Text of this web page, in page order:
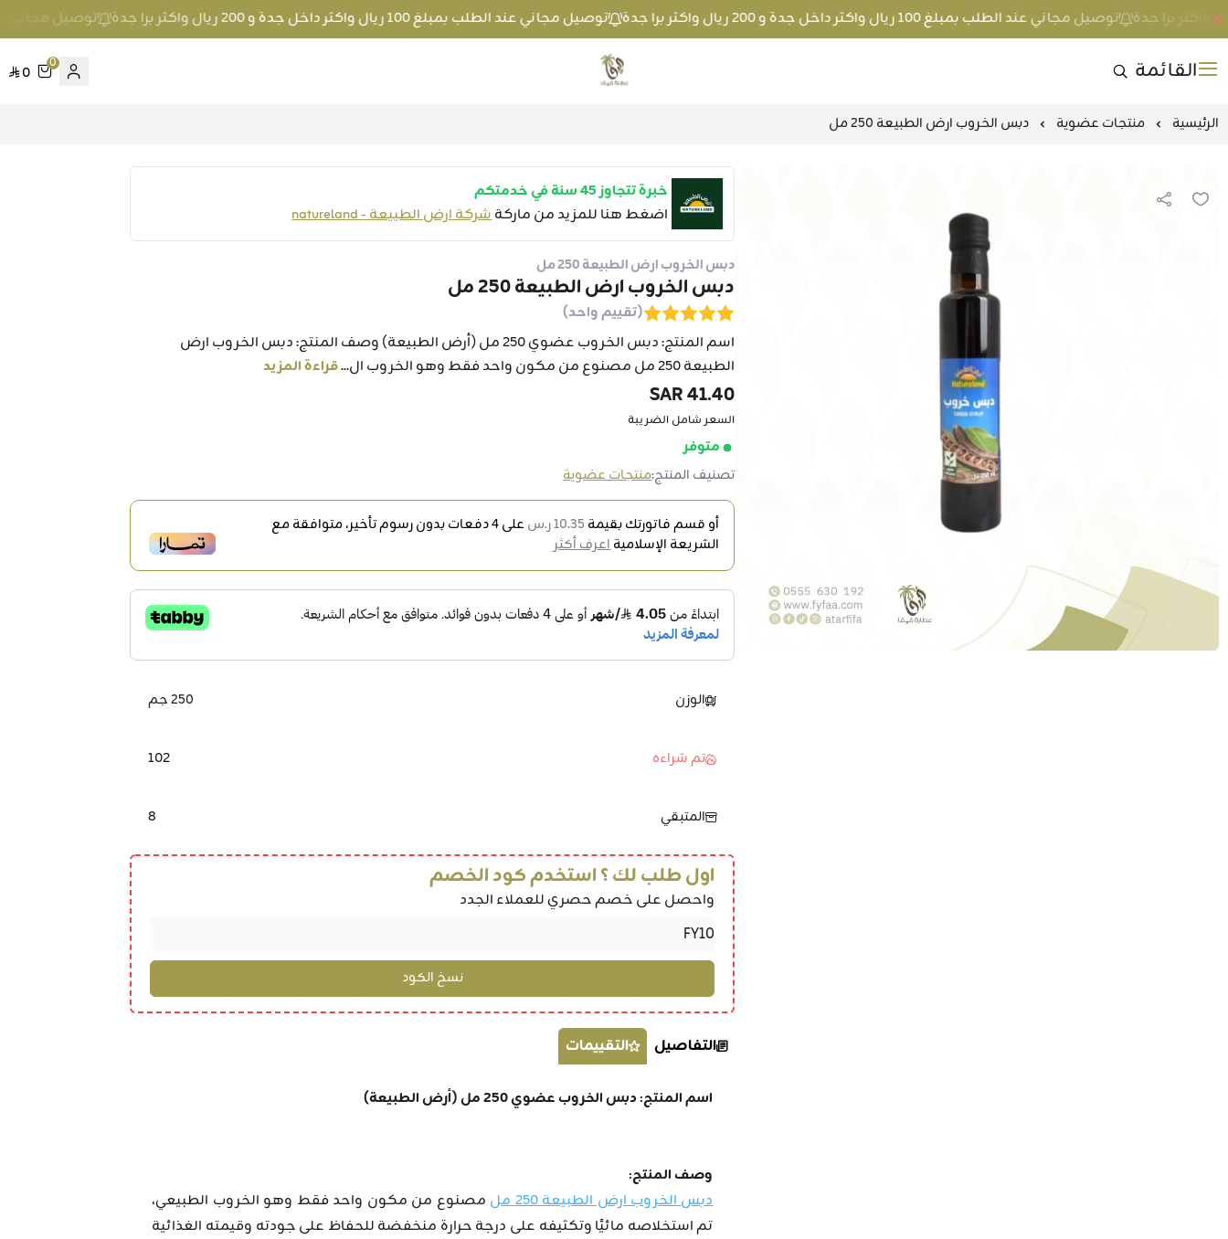
توصيل مجاني عند الطلب بمبلغ 100 ريال واكثر داخل جدة و 200 ريال واكثر برا جدة توصيل مجاني عند الطلب بمبلغ 100 ريال واكثر داخل جدة و 200 ريال واكثر برا جدة توصيل مجاني عند الطلب بمبلغ 100 ريال
القائمة متجر عطارة فيفا
0
0
الرئيسية منتجات عضوية دبس الخروب ارض الطبيعة 250 مل
خبرة تتجاوز 45 سنة في خدمتكم
اضغط هنا للمزيد من ماركةشركة ارض الطبيعة - natureland
دبس الخروب ارض الطبيعة 250 مل
دبس الخروب ارض الطبيعة 250 مل
(تقييم واحد)
اسم المنتج: دبس الخروب عضوي 250 مل (أرض الطبيعة) وصف المنتج: دبس الخروب ارض
الطبيعة 250 مل مصنوع من مكون واحد فقط وهو الخروب ال...
قراءة المزيد
41.40 SAR
السعر شامل الضريبة
متوفر
تصنيف المنتج:منتجات عضوية
أو قسم فاتورتك بقيمة 10.35 ر.س على4دفعات بدون رسوم تأخير، متوافقة مع
الشريعة الإسلاميةاعرف أكثر
الوزن 250 جم
تم شراءه 102
المتبقي 8
اول طلب لك ؟ استخدم كود الخصم
واحصل على خصم حصري للعملاء الجدد
التفاصيل التقييمات
اسم المنتج: دبس الخروب عضوي 250 مل (أرض الطبيعة)
وصف المنتج:
دبس الخروب ارض الطبيعة 250 مل
مصنوع من مكون واحد فقط وهو الخروب الطبيعي،
تم استخلاصه مائيًا وتكثيفه على درجة حرارة منخفضة للحفاظ على جودته وقيمته الغذائية